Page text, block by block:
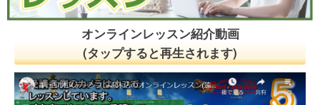
オンラインレッスン紹介動画
(タップすると再生されます)